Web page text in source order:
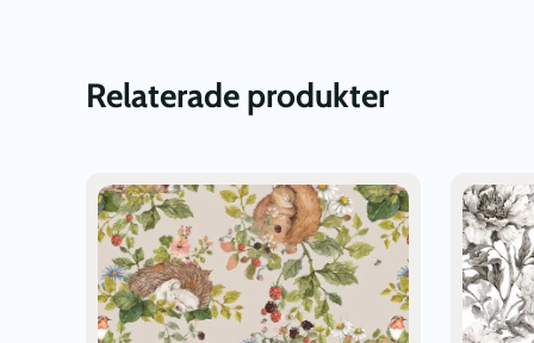
Relaterade produkter